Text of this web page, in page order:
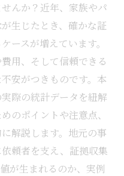
んか？近年、家族やパ
生じたとき、確かな証
ースが増えています。
用、そして信頼できる
安がつきものです。本
際の統計データを紐解
のポイントや注意点、
解説します。地元の事
頼者を支え、証拠収集
が生まれるのか、実例